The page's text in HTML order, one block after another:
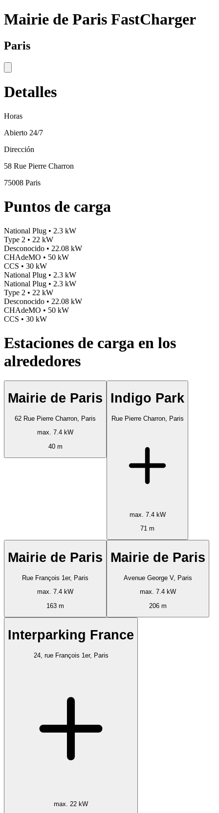
Mairie de Paris FastCharger
Paris
Detalles
Horas
Abierto 24/7
Dirección
58 Rue Pierre Charron
75008 Paris
Puntos de carga
National Plug • 2.3 kW
Type 2 • 22 kW
Desconocido • 22.08 kW
CHAdeMO • 50 kW
CCS • 30 kW
National Plug • 2.3 kW
National Plug • 2.3 kW
Type 2 • 22 kW
Desconocido • 22.08 kW
CHAdeMO • 50 kW
CCS • 30 kW
Estaciones de carga en los
alrededores
Mairie de Paris
62 Rue Pierre Charron, Paris
max. 7.4 kW
40 m
Indigo Park
Rue Pierre Charron, Paris
max. 7.4 kW
71 m
Mairie de Paris
Rue François 1er, Paris
max. 7.4 kW
163 m
Mairie de Paris
Avenue George V, Paris
max. 7.4 kW
206 m
Interparking France
24, rue François 1er, Paris
max. 22 kW